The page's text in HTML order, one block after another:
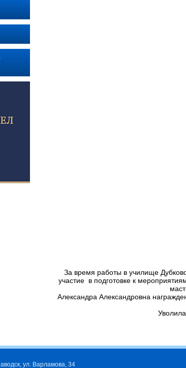
За время работы в училище
участие в подготовке к
Александра Александровна
ул. Варламова, 34